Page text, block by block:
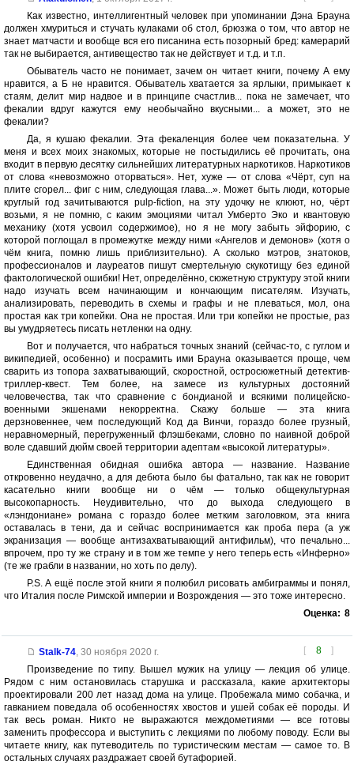
Как известно, интеллигентный человек при упоминании Дэна Брауна
должен хмуриться и стучать кулаками об стол, брюзжа о том, что автор не
знает матчасти и вообще вся его писанина есть позорный бред: камерарий
так не выбирается, антивещество так не действует и т.д. и т.п.
Обыватель часто не понимает, зачем он читает книги, почему А ему
нравится, а Б не нравится. Обыватель хватается за ярлыки, примыкает к
стаям, делит мир надвое и в принципе счастлив... пока не замечает, что
фекалии вдруг кажутся ему необычайно вкусными... а может, это не
фекалии?
Да, я кушаю фекалии. Эта фекаленция более чем показательна. У
меня и всех моих знакомых, которые не постыдились её прочитать, она
входит в первую десятку сильнейших литературных наркотиков. Наркотиков
от слова «невозможно оторваться». Нет, хуже — от слова «Чёрт, суп на
плите сгорел... фиг с ним, следующая глава...». Может быть люди, которые
круглый год зачитываются pulp-fiction, на эту удочку не клюют, но, чёрт
возьми, я не помню, с каким эмоциями читал Умберто Эко и квантовую
механику (хотя усвоил содержимое), но я не могу забыть эйфорию, с
которой поглощал в промежутке между ними «Ангелов и демонов» (хотя о
чём книга, помню лишь приблизительно). А сколько мэтров, знатоков,
профессионалов и лауреатов пишут смертельную скукотищу без единой
фактологической ошибки! Нет, определённо, сюжетную структуру этой книги
надо изучать всем начинающим и кончающим писателям. Изучать,
анализировать, переводить в схемы и графы и не плеваться, мол, она
простая как три копейки. Она не простая. Или три копейки не простые, раз
вы умудряетесь писать нетленки на одну.
Вот и получается, что набраться точных знаний (сейчас-то, с гуглом и
википедией, особенно) и посрамить ими Брауна оказывается проще, чем
сварить из топора захватывающий, скоростной, остросюжетный детектив-
триллер-квест. Тем более, на замесе из культурных достояний
человечества, так что сравнение с бондианой и всякими полицейско-
военными экшенами некорректна. Скажу больше — эта книга
дерзновеннее, чем последующий Код да Винчи, гораздо более грузный,
неравномерный, перегруженный флэшбеками, словно по наивной доброй
воле сдавший дюйм своей территории адептам «высокой литературы».
Единственная обидная ошибка автора — название. Название
откровенно неудачно, а для дебюта было бы фатально, так как не говорит
касательно книги вообще ни о чём — только общекультурная
высокопарность. Неудивительно, что до выхода следующего в
«лэнгдониане» романа с гораздо более метким заголовком, эта книга
оставалась в тени, да и сейчас воспринимается как проба пера (а уж
экранизация — вообще антизахватывающий антифильм), что печально...
впрочем, про ту же страну и в том же темпе у него теперь есть «Инферно»
(те же грабли в названии, но хоть по делу).
P.S. А ещё после этой книги я полюбил рисовать амбиграммы и понял,
что Италия после Римской империи и Возрождения — это тоже интересно.
Оценка: 8
[ 8 ]
Stalk-74, 30 ноября 2020 г.
Произведение по типу. Вышел мужик на улицу — лекция об улице.
Рядом с ним остановилась старушка и рассказала, какие архитекторы
проектировали 200 лет назад дома на улице. Пробежала мимо собачка, и
гавканием поведала об особенностях хвостов и ушей собак её породы. И
так весь роман. Никто не выражаются междометиями — все готовы
заменить профессора и выступить с лекциями по любому поводу. Если вы
читаете книгу, как путеводитель по туристическим местам — самое то. В
остальных случаях раздражает своей бутафорией.